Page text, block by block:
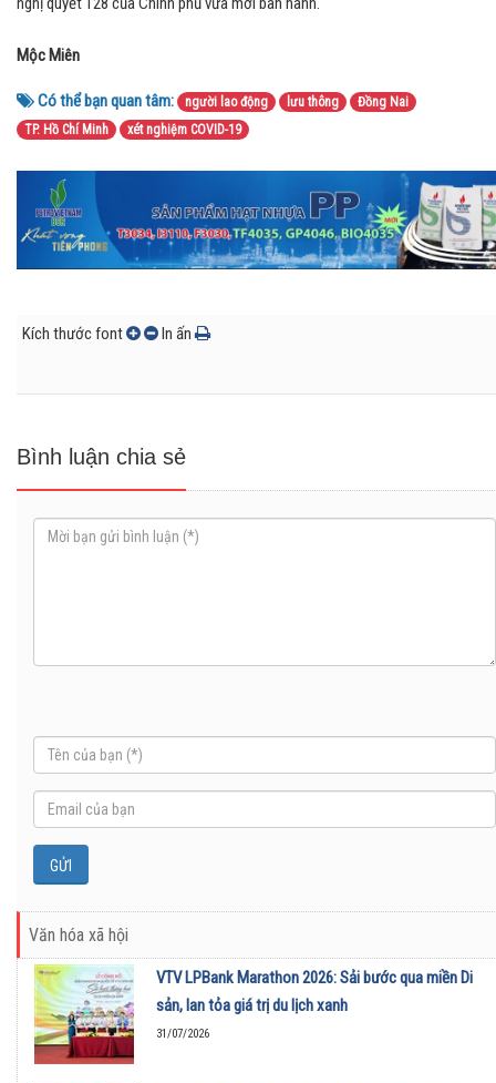
Mộc Miên
Có thể bạn quan tâm: người lao động lưu thông
Đồng Nai
TP. Hồ Chí Minh
xét nghiệm COVID-19
Kích thước font In ấn
Bình luận chia sẻ
Văn hóa xã hội
VTV LPBank Marathon 2026: Sải bước qua miền Di
sản, lan tỏa giá trị du lịch xanh
31/07/2026